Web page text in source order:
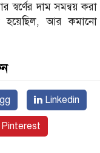
দাম সমন্বয় করা
হয়েছিল, আর কমানো
Linkedin
Pinterest